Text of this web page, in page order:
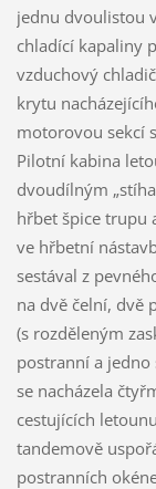
jednu dvoulistou
chladící kapaliny
vzduchový
krytu
motorovou sekcí
Pilotní kabina
dvoudílným
hřbet špice trupu
ve hřbetní
sestával z
na dvě čelní, dvě
(s rozděleným
postranní a
se nacházela
cestujících
tandemově
postranních